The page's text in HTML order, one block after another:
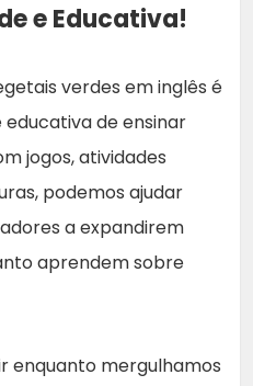
e Educativa!
verdes em inglês é
de ensinar
jogos, atividades
podemos ajudar
a expandirem
aprendem sobre
enquanto mergulhamos